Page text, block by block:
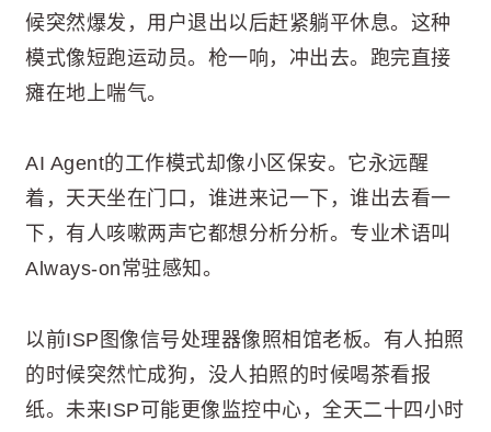
候突然爆发，用户退出以后赶紧躺平休息。这种
模式像短跑运动员。枪一响，冲出去。跑完直接
瘫在地上喘气。
AI Agent的工作模式却像小区保安。它永远醒
着，天天坐在门口，谁进来记一下，谁出去看一
下，有人咳嗽两声它都想分析分析。专业术语叫
Always-on常驻感知。
以前ISP图像信号处理器像照相馆老板。有人拍照
的时候突然忙成狗，没人拍照的时候喝茶看报
纸。未来ISP可能更像监控中心，全天二十四小时